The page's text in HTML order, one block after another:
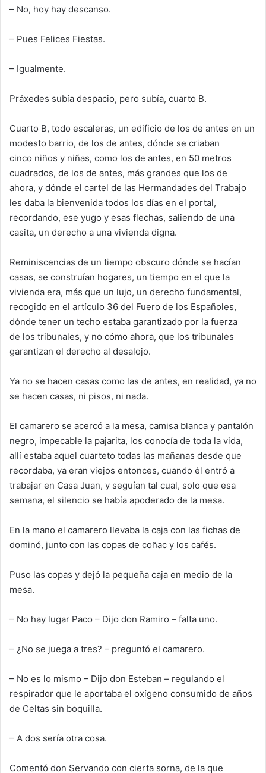
– No, hoy hay descanso.
– Pues Felices Fiestas.
– Igualmente.
Práxedes subía despacio, pero subía, cuarto B.
Cuarto B, todo escaleras, un edificio de los de antes en un
modesto barrio, de los de antes, dónde se criaban
cinco niños y niñas, como los de antes, en 50 metros
cuadrados, de los de antes, más grandes que los de
ahora, y dónde el cartel de las Hermandades del Trabajo
les daba la bienvenida todos los días en el portal,
recordando, ese yugo y esas flechas, saliendo de una
casita, un derecho a una vivienda digna.
Reminiscencias de un tiempo obscuro dónde se hacían
casas, se construían hogares, un tiempo en el que la
vivienda era, más que un lujo, un derecho fundamental,
recogido en el artículo 36 del Fuero de los Españoles,
dónde tener un techo estaba garantizado por la fuerza
de los tribunales, y no cómo ahora, que los tribunales
garantizan el derecho al desalojo.
Ya no se hacen casas como las de antes, en realidad, ya no
se hacen casas, ni pisos, ni nada.
El camarero se acercó a la mesa, camisa blanca y pantalón
negro, impecable la pajarita, los conocía de toda la vida,
allí estaba aquel cuarteto todas las mañanas desde que
recordaba, ya eran viejos entonces, cuando él entró a
trabajar en Casa Juan, y seguían tal cual, solo que esa
semana, el silencio se había apoderado de la mesa.
En la mano el camarero llevaba la caja con las fichas de
dominó, junto con las copas de coñac y los cafés.
Puso las copas y dejó la pequeña caja en medio de la
mesa.
– No hay lugar Paco – Dijo don Ramiro – falta uno.
– ¿No se juega a tres? – preguntó el camarero.
– No es lo mismo – Dijo don Esteban – regulando el
respirador que le aportaba el oxígeno consumido de años
de Celtas sin boquilla.
– A dos sería otra cosa.
Comentó don Servando con cierta sorna, de la que